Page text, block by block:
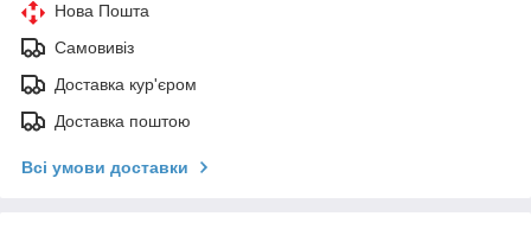
Нова Пошта
Самовивіз
Доставка кур'єром
Доставка поштою
Всі умови доставки